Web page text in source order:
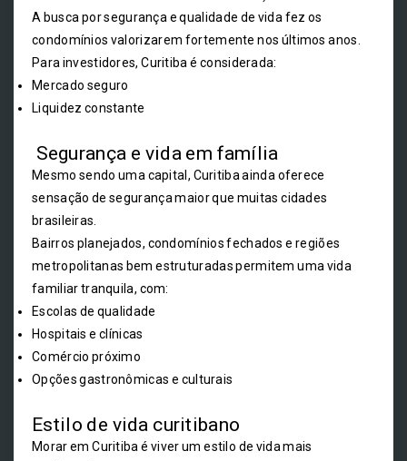
A busca por segurança e qualidade de vida fez os
condomínios valorizarem fortemente nos últimos anos.
Para investidores, Curitiba é considerada:
Mercado seguro
Liquidez constante
Segurança e vida em família
Mesmo sendo uma capital, Curitiba ainda oferece
sensação de segurança maior que muitas cidades
brasileiras.
Bairros planejados, condomínios fechados e regiões
metropolitanas bem estruturadas permitem uma vida
familiar tranquila, com:
Escolas de qualidade
Hospitais e clínicas
Comércio próximo
Opções gastronômicas e culturais
Estilo de vida curitibano
Morar em Curitiba é viver um estilo de vida mais